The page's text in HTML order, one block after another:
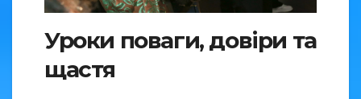
Уроки поваги, довіри та
щастя